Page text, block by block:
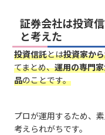
証券会社は投資
と考えた
投資信託とは投資家か
てまとめ、運用の専門
品のことです。
プロが運用するため、
考えられがちです。